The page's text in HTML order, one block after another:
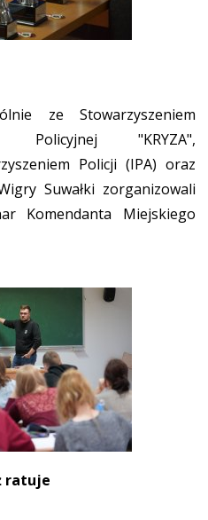
ze Stowarzyszeniem
Policyjnej "KRYZA",
Policji (IPA) oraz
Suwałki zorganizowali
Komendanta Miejskiego
ratuje